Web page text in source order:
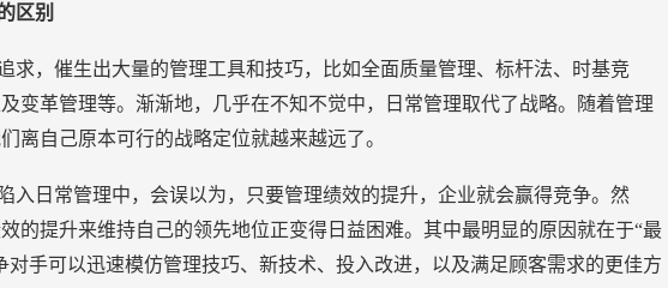
区别
求，催生出大量的管理工具和技巧，比如全面质量管理、标杆法、时基竞
变革管理等。渐渐地，几乎在不知不觉中，日常管理取代了战略。随着管理
离自己原本可行的战略定位就越来越远了。
入日常管理中，会误以为，只要管理绩效的提升，企业就会赢得竞争。然
的提升来维持自己的领先地位正变得日益困难。其中最明显的原因就在于“最
对手可以迅速模仿管理技巧、新技术、投入改进，以及满足顾客需求的更佳方